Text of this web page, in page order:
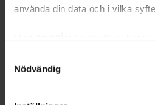
använda din data och i vilka
som kan ha en noggrannhet
Nödvändig
Motiven och bildkompositionen är
satsa på mobilkamera eller en
ge och ta konstruktiv kritik.